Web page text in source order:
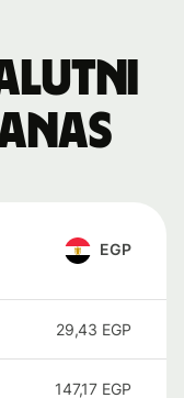
EGP
29,43 EGP
147,17 EGP